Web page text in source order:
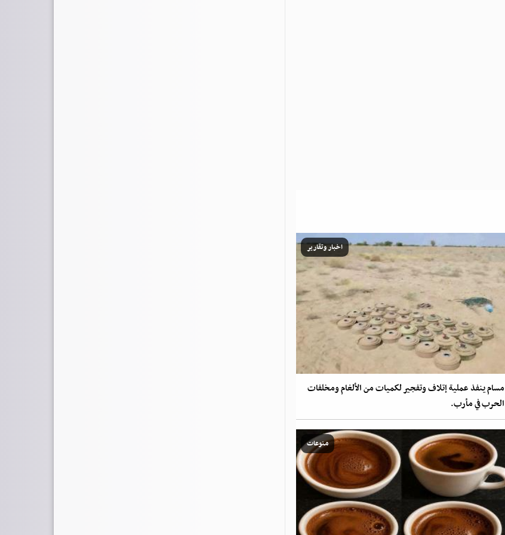
اخبار وتقارير
مسام ينفذ عملية إتلاف وتفجير لكميات من الألغام ومخلفات
الحرب في مأرب.
منوعات